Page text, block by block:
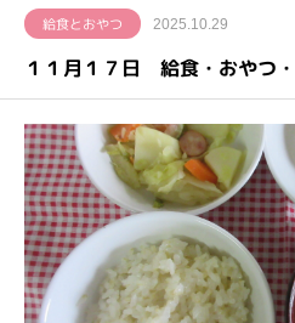
給食とおやつ 2025.10.29
１１月１７日 給食・おやつ